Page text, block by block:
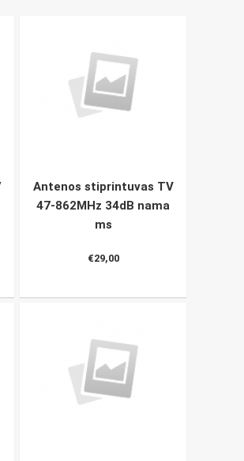
Antenos stiprintuvas TV
47-862MHz 34dB nama
ms
€29,00